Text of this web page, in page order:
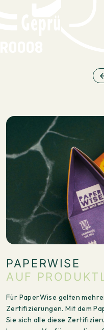
PAPERWISE
AUF
Für PaperWise gelten
Zertifizierungen. Mit dem
Sie sich alle diese